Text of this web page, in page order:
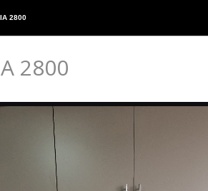
2800
2800